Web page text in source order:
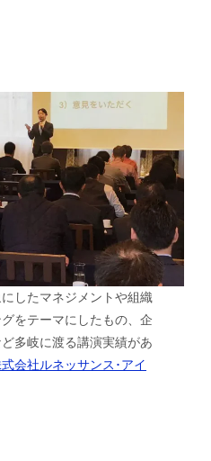
したマネジメントや組織
をテーマにしたもの、企
多岐に渡る講演実績があ
会社ルネッサンス･アイ